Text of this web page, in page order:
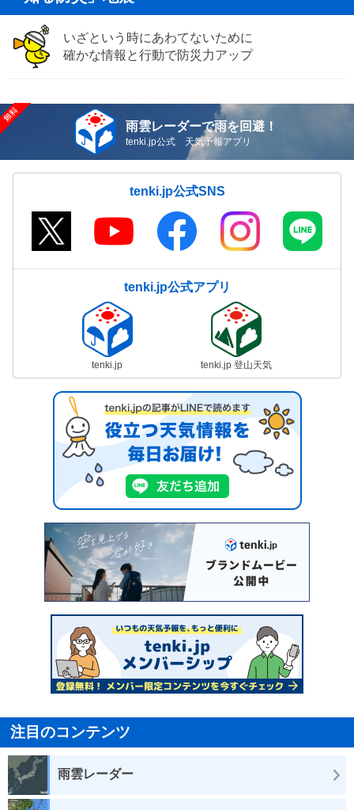
いざという時にあわてないために
確かな情報と行動で防災力アップ
雨雲レーダーで雨を回避！
tenki.jp公式 天気予報アプリ
tenki.jp公式SNS
tenki.jp公式アプリ
tenki.jp tenki.jp 登山天気
注目のコンテンツ
雨雲レーダー